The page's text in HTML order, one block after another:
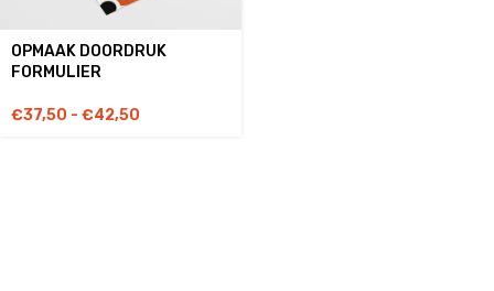
OPMAAK DOORDRUK
FORMULIER
€37,50 - €42,50